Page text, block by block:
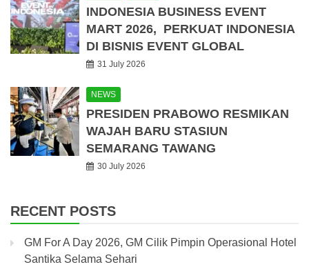
INDONESIA BUSINESS EVENT
MART 2026, PERKUAT INDONESIA
DI BISNIS EVENT GLOBAL
31 July 2026
NEWS
PRESIDEN PRABOWO RESMIKAN
WAJAH BARU STASIUN
SEMARANG TAWANG
30 July 2026
RECENT POSTS
GM For A Day 2026, GM Cilik Pimpin Operasional Hotel
Santika Selama Sehari